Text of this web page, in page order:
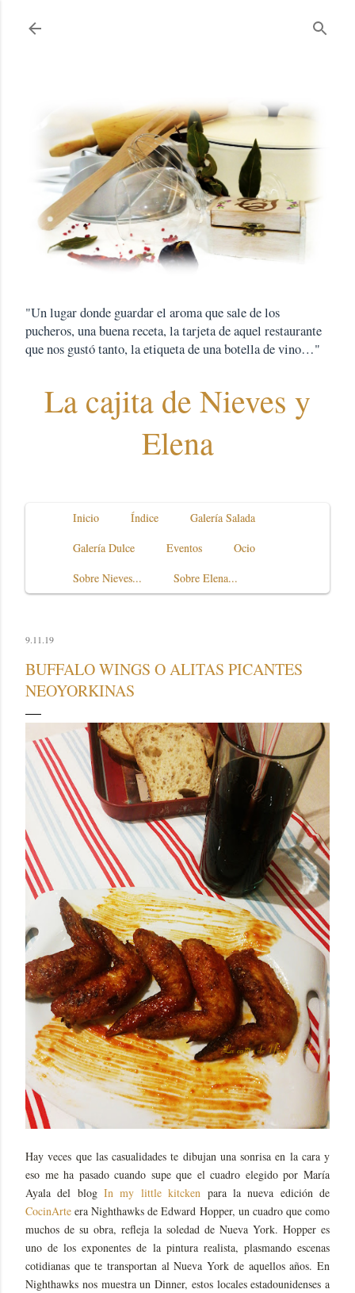
"Un lugar donde guardar el aroma que sale de los
pucheros, una buena receta, la tarjeta de aquel restaurante
que nos gustó tanto, la etiqueta de una botella de vino…"
La cajita de Nieves y
Elena
Inicio Índice
Galería Salada
Galería Dulce
Eventos
Ocio
Sobre Nieves...
Sobre Elena...
9.11.19
BUFFALO WINGS O ALITAS PICANTES
NEOYORKINAS
Hay veces que las casualidades te dibujan una sonrisa en la cara y
eso me ha pasado cuando supe que el cuadro elegido por María
Ayala del blogIn my little kitcken para la nueva edición de
CocinArte era Nighthawks de Edward Hopper, un cuadro que como
muchos de su obra, refleja la soledad de Nueva York. Hopper es
uno de los exponentes de la pintura realista, plasmando escenas
cotidianas que te transportan al Nueva York de aquellos años. En
Nighthawks nos muestra un Dinner, estos locales estadounidenses a